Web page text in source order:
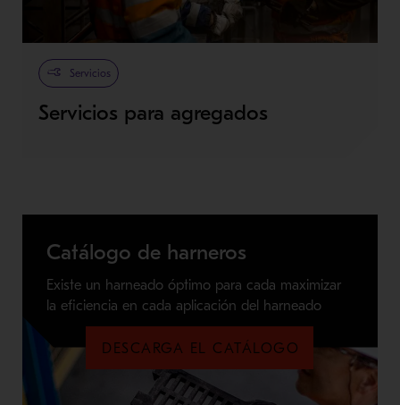
Servicios
Servicios para agregados
Catálogo de harneros
Existe un harneado óptimo para cada maximizar
la eficiencia en cada aplicación del harneado
DESCARGA EL CATÁLOGO